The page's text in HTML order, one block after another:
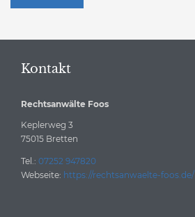
Kontakt
Rechtsanwälte Foos
Keplerweg 3
75015 Bretten
Tel.: 07252 947820
Webseite: https://rechtsanwaelte-foos.de/